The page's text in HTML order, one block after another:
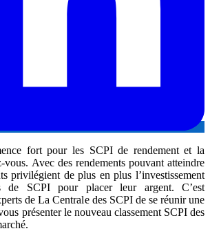
fort pour les SCPI de rendement et la
vous. Avec des rendements pouvant atteindre
privilégient de plus en plus l’investissement
de SCPI pour placer leur argent. C’est
de La Centrale des SCPI de se réunir une
présenter le nouveau classement SCPI des